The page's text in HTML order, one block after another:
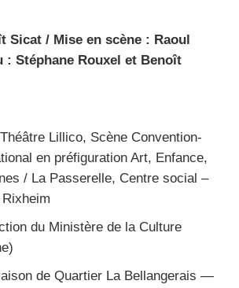
Sicat / Mise en scène : Raoul
: Sté­phane Rouxel et Benoît
Lil­li­co, Scène Conven­tion­
en pré­fi­gu­ra­tion Art, Enfance,
/ La Pas­se­relle, Centre social –
du Minis­tère de la Culture
de Quar­tier La Bel­lan­ge­rais —